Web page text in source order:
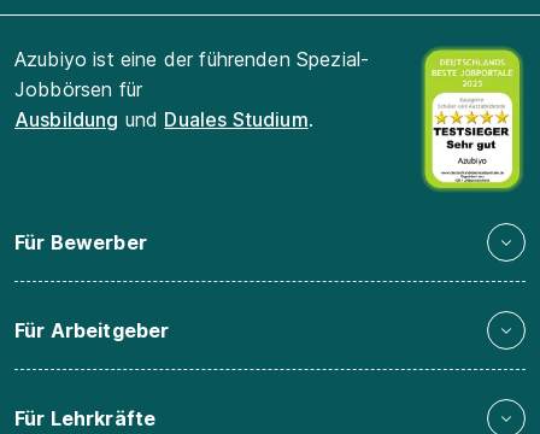
Azubiyo ist eine der führenden Spezial-
Jobbörsen für
Ausbildung und Duales Studium.
Für Bewerber
Für Arbeitgeber
Für Lehrkräfte